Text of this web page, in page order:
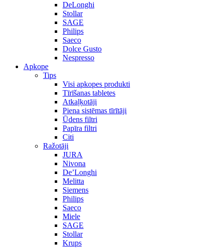
DeLonghi
Stollar
SAGE
Philips
Saeco
Dolce Gusto
Nespresso
Apkope
Tips
Visi apkopes produkti
Tīrīšanas tabletes
Atkaļķotāji
Piena sistēmas tīrītāji
Ūdens filtri
Papīra filtri
Citi
Ražotāji
JURA
Nivona
De’Longhi
Melitta
Siemens
Philips
Saeco
Miele
SAGE
Stollar
Krups